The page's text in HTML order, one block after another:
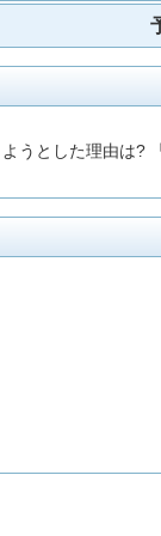
とした理由は?